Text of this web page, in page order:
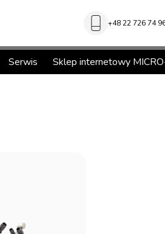
+48 22 726 74
Serwis Sklep internetowy